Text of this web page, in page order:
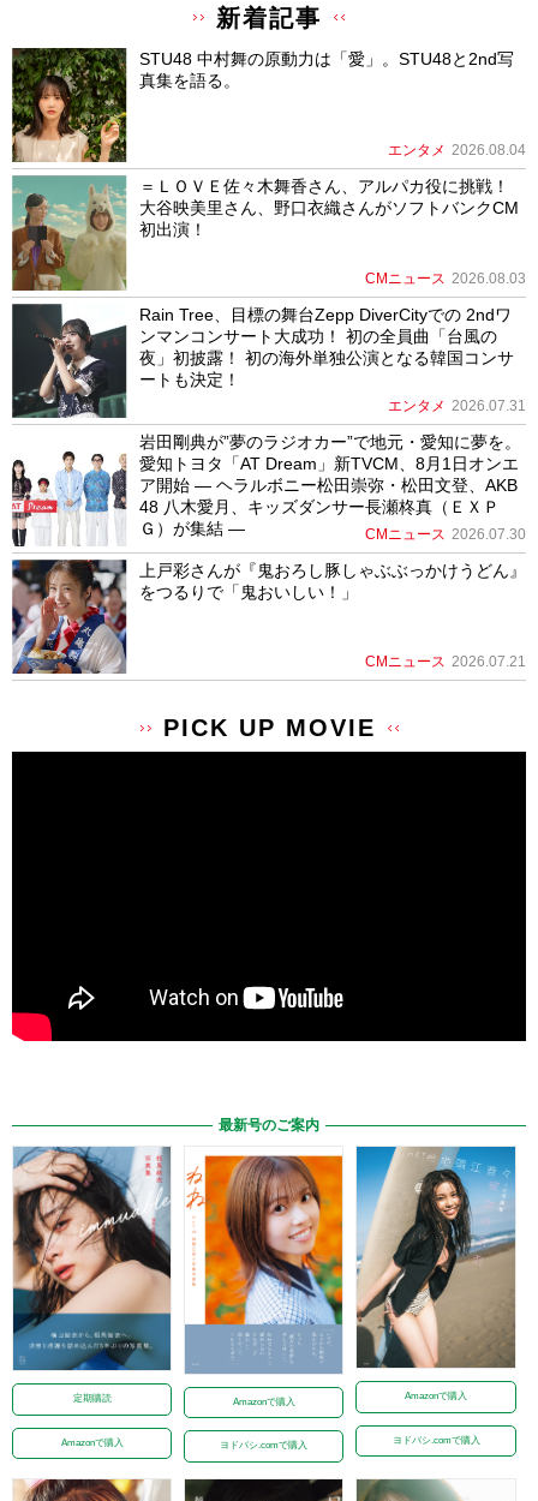
新着記事
STU48 中村舞の原動力は「愛」。STU48と2nd写
真集を語る。
エンタメ 2026.08.04
＝ＬＯＶＥ佐々木舞香さん、アルパカ役に挑戦！
大谷映美里さん、野口衣織さんがソフトバンクCM
初出演！
CMニュース 2026.08.03
Rain Tree、目標の舞台Zepp DiverCityでの 2ndワ
ンマンコンサート大成功！ 初の全員曲「台風の
夜」初披露！ 初の海外単独公演となる韓国コンサ
ートも決定！
エンタメ 2026.07.31
岩田剛典が”夢のラジオカー”で地元・愛知に夢を。
愛知トヨタ「AT Dream」新TVCM、8月1日オンエ
ア開始 ― ヘラルボニー松田崇弥・松田文登、AKB
48 八木愛月、キッズダンサー長瀬柊真（ＥＸＰ
Ｇ）が集結 ―
CMニュース 2026.07.30
上戸彩さんが『鬼おろし豚しゃぶぶっかけうどん』
をつるりで「鬼おいしい！」
CMニュース 2026.07.21
PICK UP MOVIE
最新号のご案内
定期購読
Amazonで購入
Amazonで購入
ヨドバシ.comで購入
Amazonで購入
ヨドバシ.comで購入